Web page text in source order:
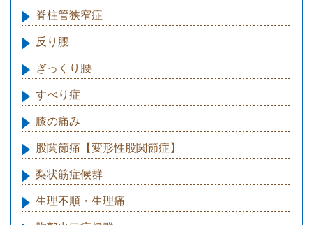
脊柱管狭窄症
反り腰
ぎっくり腰
すべり症
膝の痛み
股関節痛【変形性股関節症】
梨状筋症候群
生理不順・生理痛